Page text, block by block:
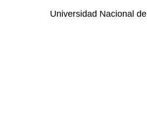
Universidad Nacional